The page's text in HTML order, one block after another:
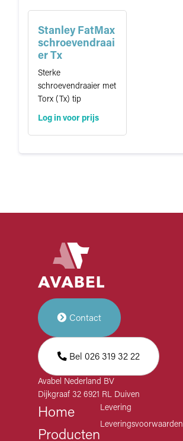
Stanley FatMax
schroevendraai
er Tx
Sterke
schroevendraaier met
Torx (Tx) tip
Log in voor prijs
Contact
Bel 026 319 32 22
Avabel Nederland BV
Dijkgraaf 32 6921 RL Duiven
Home
Producten
Levering
Leveringsvoorwaarden